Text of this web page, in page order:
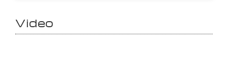
Video